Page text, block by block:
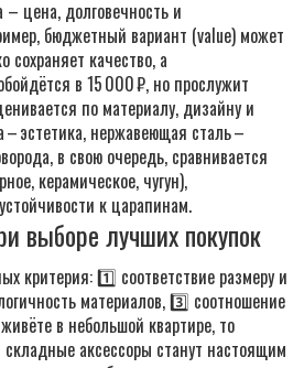
цена, долговечность и
бюджетный вариант (value) может
сохраняет качество, а
в 15 000 ₽, но прослужит
по материалу, дизайну и
– эстетика, нержавеющая сталь –
в свою очередь, сравнивается
керамическое, чугун),
к царапинам.
выборе лучших покупок
критерия: 1️⃣ соответствие размеру и
материалов, 3️⃣ соотношение
в небольшой квартире, то
аксессоры станут настоящим